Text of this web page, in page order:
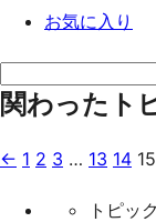
お気に入り
ピ
ク
関わったト
← 1 2 3 … 13 14 15
トピック